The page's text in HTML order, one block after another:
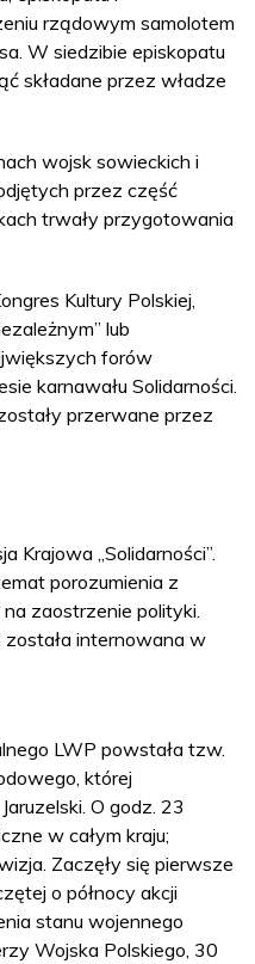
rządowym samolotem
W siedzibie episkopatu
składane przez władze
wojsk sowieckich i
przez część
trwały przygotowania
Kultury Polskiej,
lub
forów
karnawału Solidarności.
przerwane przez
Krajowa „Solidarności”.
porozumienia z
zaostrzenie polityki.
internowana w
LWP powstała tzw.
której
O godz. 23
w całym kraju;
Zaczęły się pierwsze
o północy akcji
stanu wojennego
Wojska Polskiego, 30